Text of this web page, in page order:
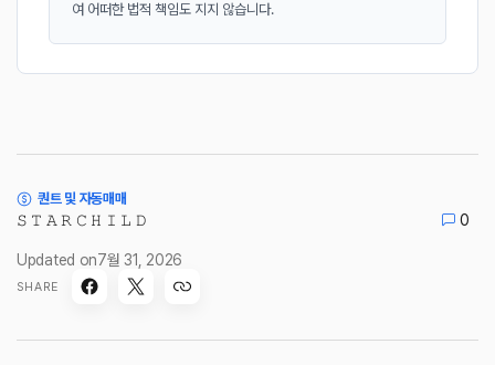
여 어떠한 법적 책임도 지지 않습니다.
퀀트 및 자동매매
𝚂 𝚃 𝙰 𝚁 𝙲 𝙷 𝙸 𝙻 𝙳 0
Updated on7월 31, 2026
SHARE